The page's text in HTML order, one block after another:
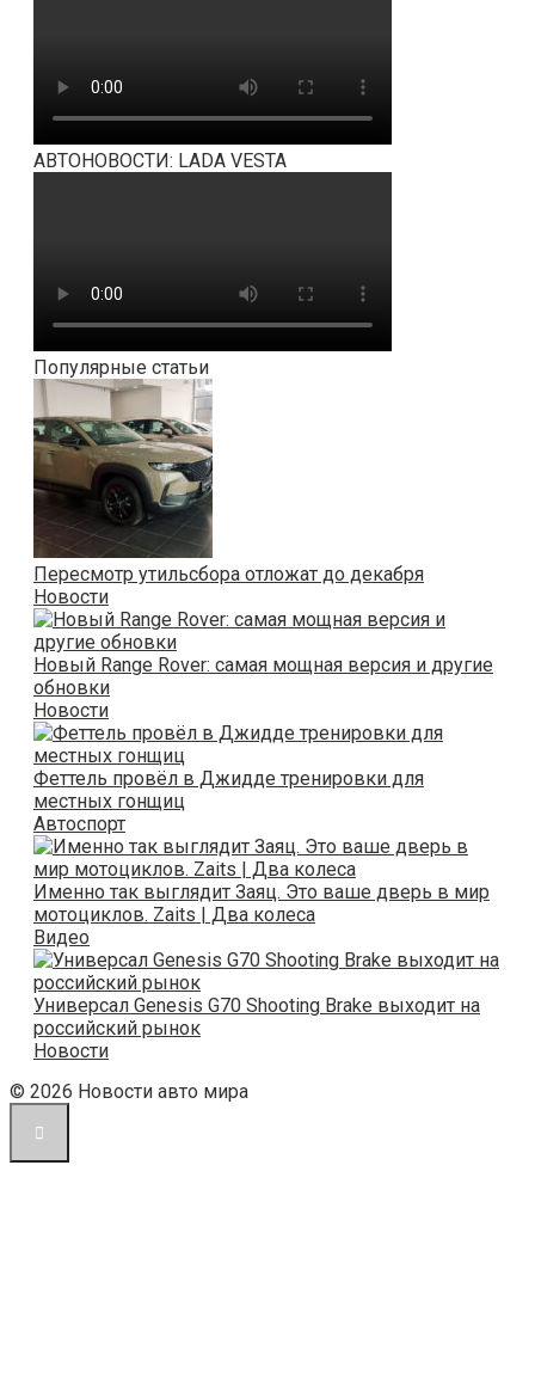
АВТОНОВОСТИ: LADA VESTA
Популярные статьи
Пересмотр утильсбора отложат до декабря
Новости
Новый Range Rover: самая мощная версия и другие
обновки
Новости
Феттель провёл в Джидде тренировки для
местных гонщиц
Автоспорт
Именно так выглядит Заяц. Это ваше дверь в мир
мотоциклов. Zaits | Два колеса
Видео
Универсал Genesis G70 Shooting Brake выходит на
российский рынок
Новости
© 2026 Новости авто мира